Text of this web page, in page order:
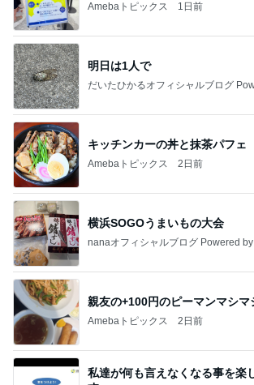
Amebaトピックス 1日前
明日は1人で
だいたひかるオフィシャルブログ
キッチンカーの丼と抹茶パフェ
Amebaトピックス 2日前
横浜SOGOうまいもの大会
nanaオフィシャルブログ Powered
親友の+100円のピーマンマシマ
Amebaトピックス 2日前
私達が何も言えなくなる事を楽